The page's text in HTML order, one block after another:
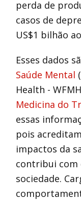
perda de
casos de
US$1 bilhão
Esses dados
Saúde Mental
Health -
Medicina do
essas
pois
impactos da
contribui com
sociedade.